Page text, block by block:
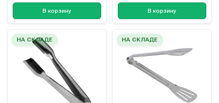
В корзину В корзину
НА СКЛАДЕ НА СКЛАДЕ